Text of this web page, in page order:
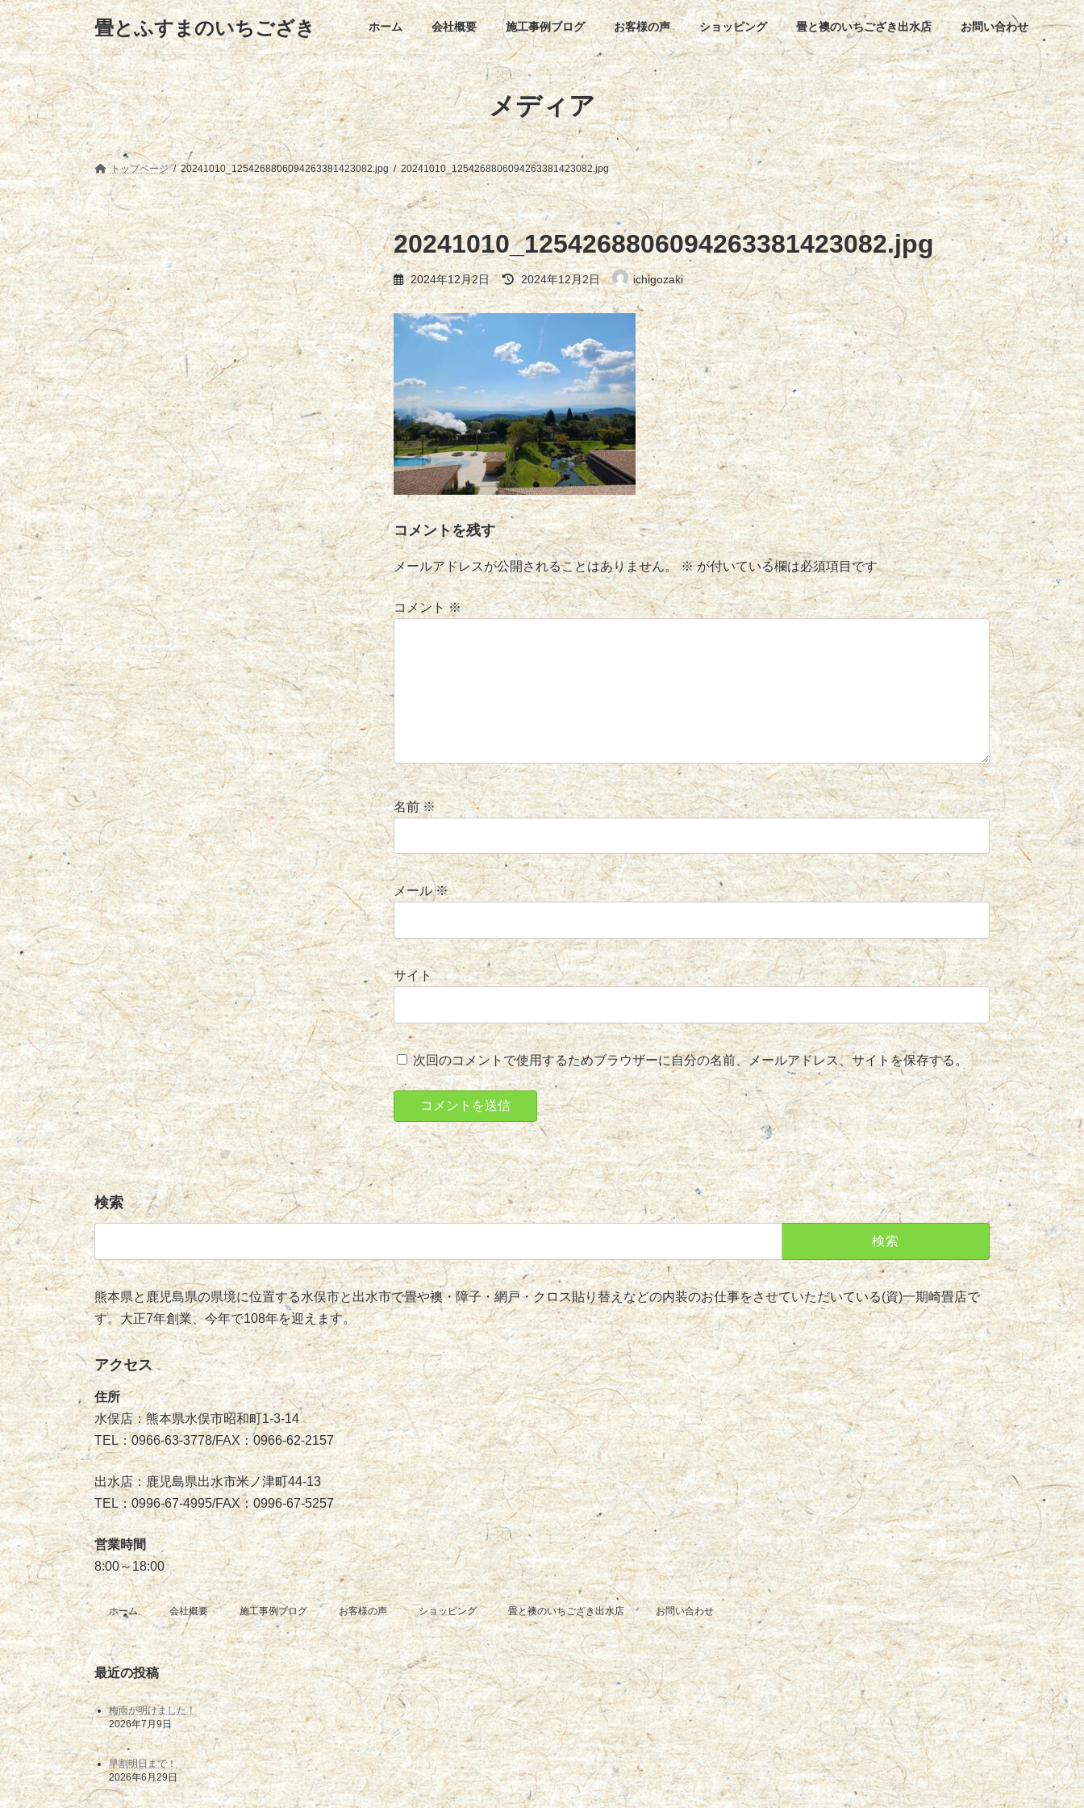
コ
ン
テ
ン
ツ
へ
ス
キ
ッ
プ
ナ
ビ
ゲ
ー
シ
ョ
ン
に
移
動
畳とふすまのいちござき ホーム 会社概要 施工事例ブログ お客様の声 ショッピング 畳と襖のいちござき出水店 お問い合わせ
メディア
トップページ 20241010_1254268806094263381423082.jpg 20241010_1254268806094263381423082.jpg
20241010_1254268806094263381423082.jpg
2024年12月2日
最
終
更
新
時
:
2024年12月2日 ichigozaki
コメントを残す
メールアドレスが公開されることはありません。 ※が付いている欄は必須項目です
コメント※
名前※
メール※
サイト
次回のコメントで使用するためブラウザーに自分の名前、メールアドレス、サイトを保存する。
検索
検
索:
熊本県と鹿児島県の県境に位置する水俣市と出水市で畳や襖・障子・網戸・クロス貼り替えなどの内装のお仕事をさせていただいている(資)一期崎畳店で
す。大正7年創業、今年で108年を迎えます。
アクセス
住所
水俣店：熊本県水俣市昭和町1-3-14
TEL：0966-63-3778/FAX：0966-62-2157
出水店：鹿児島県出水市米ノ津町44-13
TEL：0996-67-4995/FAX：0996-67-5257
営業時間
8:00～18:00
ホーム 会社概要 施工事例ブログ お客様の声 ショッピング 畳と襖のいちござき出水店 お問い合わせ
最近の投稿
梅雨が明けました！
2026年7月9日
早割明日まで！
2026年6月29日